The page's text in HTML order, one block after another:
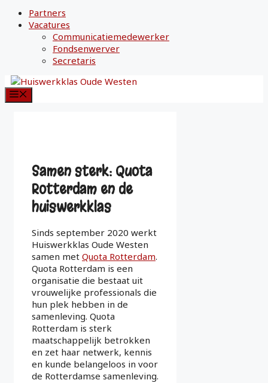
Partners
Vacatures
Communicatiemedewerker
Fondsenwerver
Secretaris
Samen sterk: Quota
Rotterdam en de
huiswerkklas
Sinds september 2020 werkt
Huiswerkklas Oude Westen
samen met Quota Rotterdam.
Quota Rotterdam is een
organisatie die bestaat uit
vrouwelijke professionals die
hun plek hebben in de
samenleving. Quota
Rotterdam is sterk
maatschappelijk betrokken
en zet haar netwerk, kennis
en kunde belangeloos in voor
de Rotterdamse samenleving.